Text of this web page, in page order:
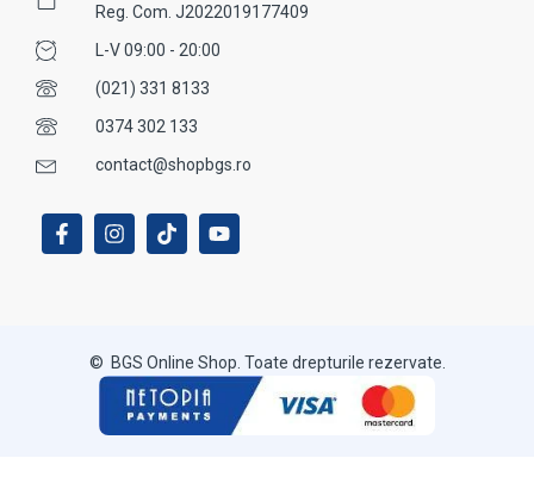
Reg. Com. J2022019177409
L-V 09:00 - 20:00
(021) 331 8133
0374 302 133
contact@shopbgs.ro
© BGS Online Shop. Toate drepturile rezervate.